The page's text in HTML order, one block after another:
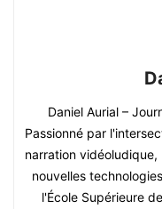
Daniel Aurial –
Passionné par
narration
nouvelles
l'École Supérieure